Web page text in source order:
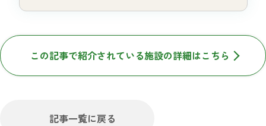
この記事で紹介されている施設の詳細はこちら
記事一覧に戻る